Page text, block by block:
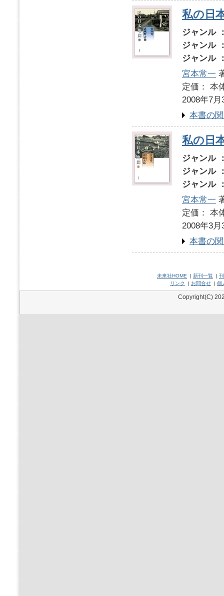
私の日
ジャンル
ジャンル
ジャンル
宮本常一
定価：
2008年7月
本書の
私の日
ジャンル
ジャンル
ジャンル
宮本常一
定価：
2008年3月
本書の
未來社HOME | 新刊一覧 |
リンク
| お問合せ | 個
Copyright(C)